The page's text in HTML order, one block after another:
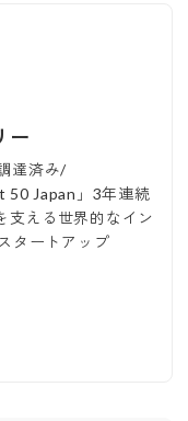
ー
達済み/
50 Japan」3年連続
える世界的なイン
タートアップ